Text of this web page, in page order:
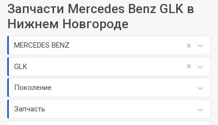
Запчасти Mercedes Benz GLK в
Нижнем Новгороде
MERCEDES BENZ
GLK
Поколение
Запчасть